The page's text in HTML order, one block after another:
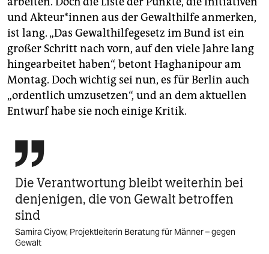
und Ak­teu­r*in­nen aus der Gewalthilfe anmerken,
ist lang. „Das Gewalthilfegesetz im Bund ist ein
großer Schritt nach vorn, auf den viele Jahre lang
hingearbeitet haben“, betont Haghanipour am
Montag. Doch wichtig sei nun, es für Berlin auch
„ordentlich umzusetzen“, und an dem aktuellen
Entwurf habe sie noch einige Kritik.

Die Verantwortung bleibt weiterhin bei
denjenigen, die von Gewalt betroffen
sind
Samira Ciyow, Projektleiterin Beratung für Männer – gegen
Gewalt